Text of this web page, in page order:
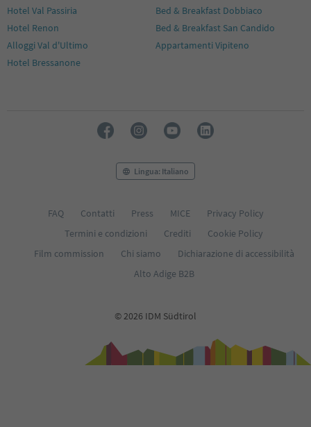
Hotel Val Passiria
Bed & Breakfast Dobbiaco
Hotel Renon
Bed & Breakfast San Candido
Alloggi Val d'Ultimo
Appartamenti Vipiteno
Hotel Bressanone
Lingua: Italiano
FAQ Contatti Press MICE
Privacy Policy
Termini e condizioni
Crediti
Cookie Policy
Film commission
Chi siamo
Dichiarazione di accessibilità
Alto Adige B2B
© 2026 IDM Südtirol